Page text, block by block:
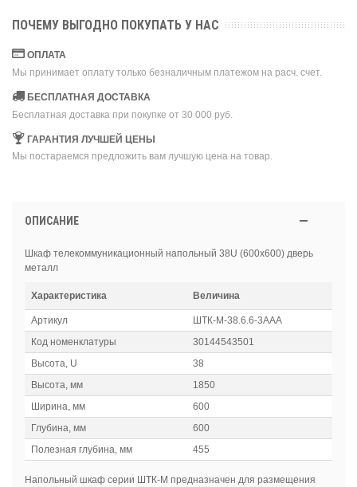
ПОЧЕМУ ВЫГОДНО ПОКУПАТЬ У НАС
ОПЛАТА
Мы принимает оплату только безналичным платежом на расч. счет.
БЕСПЛАТНАЯ ДОСТАВКА
Бесплатная доставка при покупке от 30 000 руб.
ГАРАНТИЯ ЛУЧШЕЙ ЦЕНЫ
Мы постараемся предложить вам лучшую цена на товар.
ОПИСАНИЕ
Шкаф телекоммуникационный напольный 38U (600x600) дверь
металл
Характеристика Величина
Артикул
ШТК-М-38.6.6-3ААА
Код номенклатуры
30144543501
Высота, U
38
Высота, мм
1850
Ширина, мм
600
Глубина, мм
600
Полезная глубина, мм
455
Напольный шкаф серии ШТК-М предназначен для размещения